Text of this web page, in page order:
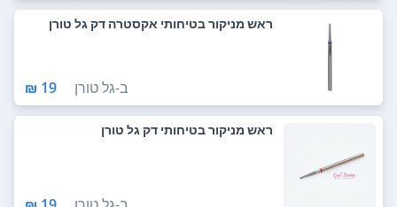
ראש מניקור בטיחותי אקסטרה דק גל טורן
ב-גל טורן 19 ₪
ראש מניקור בטיחותי דק גל טורן